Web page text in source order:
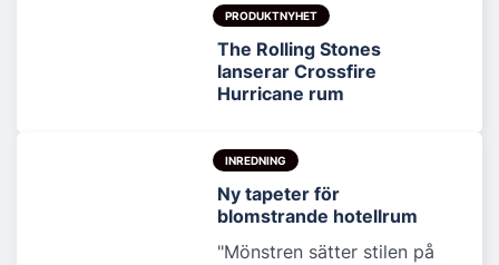
PRODUKTNYHET
The Rolling Stones
lanserar Crossfire
Hurricane rum
INREDNING
Ny tapeter för
blomstrande hotellrum
"Mönstren sätter stilen på